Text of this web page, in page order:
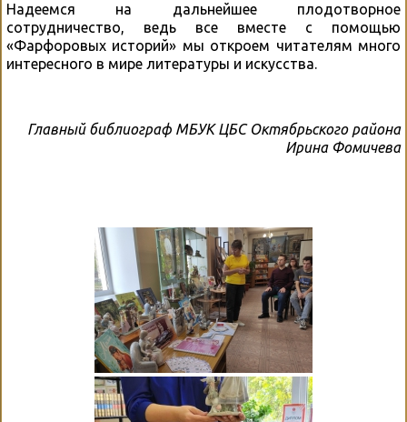
Надеемся на дальнейшее плодотворное
сотрудничество, ведь все вместе с помощью
«Фарфоровых историй» мы откроем читателям много
интересного в мире литературы и искусства.
Главный библиограф МБУК ЦБС Октябрьского района
Ирина Фомичева